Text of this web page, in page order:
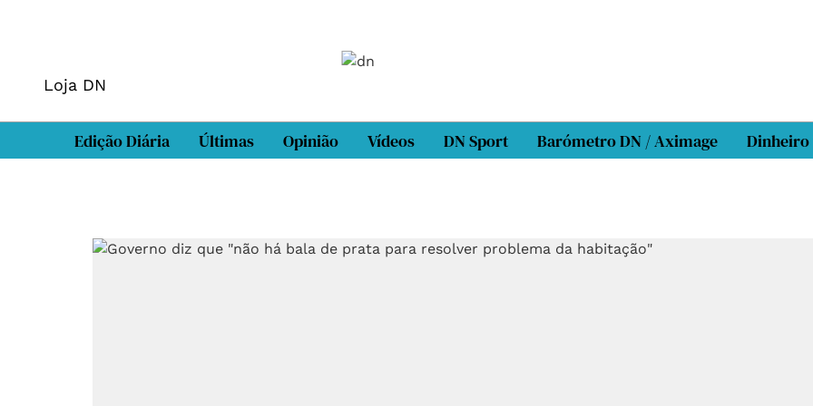
Loja DN
Edição Diária Últimas Opinião Vídeos DN Sport Barómetro DN / Aximage Dinheiro